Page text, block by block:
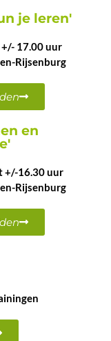
je leren'
17.00 uur
Rijsenburg
en
+/-16.30 uur
Rijsenburg